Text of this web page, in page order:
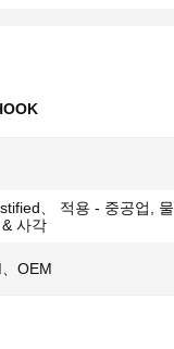
、 적용 - 중공업, 물
사각
OEM